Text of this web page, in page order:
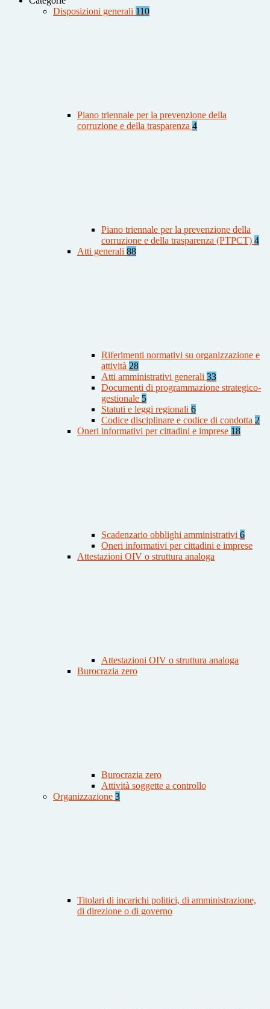
Disposizioni generali 110
Piano triennale per la prevenzione della
corruzione e della trasparenza 4
Piano triennale per la prevenzione della
corruzione e della trasparenza (PTPCT) 4
Atti generali 88
Riferimenti normativi su organizzazione e
attività 28
Atti amministrativi generali 33
Documenti di programmazione strategico-
gestionale 5
Statuti e leggi regionali 6
Codice disciplinare e codice di condotta 2
Oneri informativi per cittadini e imprese 18
Scadenzario obblighi amministrativi 6
Oneri informativi per cittadini e imprese
Attestazioni OIV o struttura analoga
Attestazioni OIV o struttura analoga
Burocrazia zero
Burocrazia zero
Attività soggette a controllo
Organizzazione 3
Titolari di incarichi politici, di amministrazione,
di direzione o di governo